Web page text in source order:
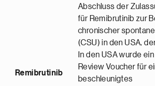
Remibrutinib
Abschluss der
für Remibrutinib zur
chronischer
(CSU) in den USA,
In den USA wurde
Review Voucher für
beschleunigtes